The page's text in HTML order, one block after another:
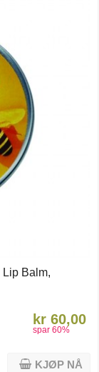
Balm,
kr 60,00
spar 60%
KJØP NÅ